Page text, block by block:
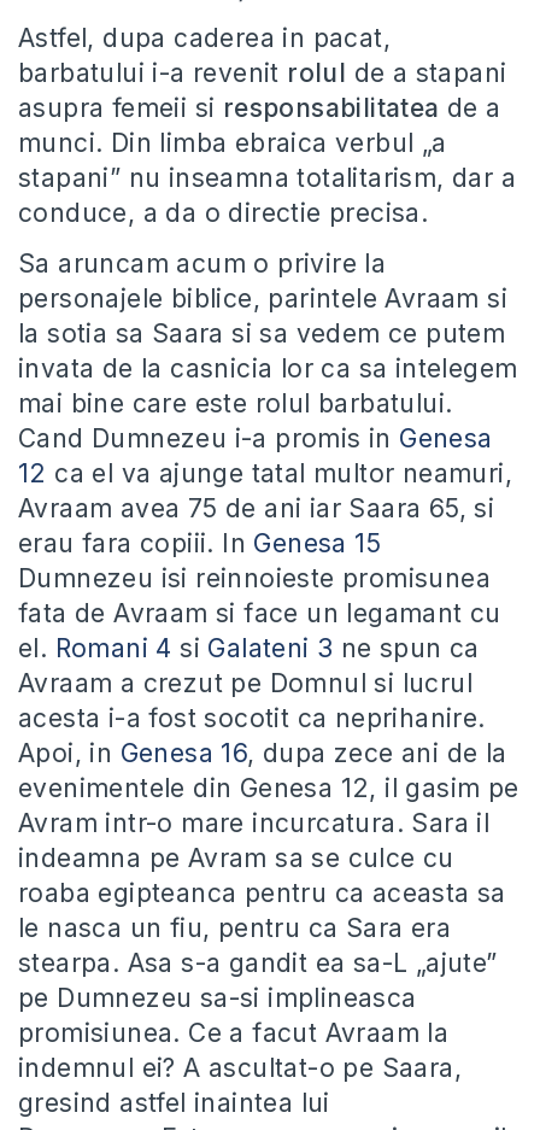
Astfel, dupa caderea in pacat,
barbatului i-a revenit rolul de a stapani
asupra femeii si responsabilitatea de a
munci. Din limba ebraica verbul „a
stapani” nu inseamna totalitarism, dar a
conduce, a da o directie precisa.
Sa aruncam acum o privire la
personajele biblice, parintele Avraam si
la sotia sa Saara si sa vedem ce putem
invata de la casnicia lor ca sa intelegem
mai bine care este rolul barbatului.
Cand Dumnezeu i-a promis in Genesa
12 ca el va ajunge tatal multor neamuri,
Avraam avea 75 de ani iar Saara 65, si
erau fara copiii. In Genesa 15
Dumnezeu isi reinnoieste promisunea
fata de Avraam si face un legamant cu
el. Romani 4 si Galateni 3 ne spun ca
Avraam a crezut pe Domnul si lucrul
acesta i-a fost socotit ca neprihanire.
Apoi, in Genesa 16, dupa zece ani de la
evenimentele din Genesa 12, il gasim pe
Avram intr-o mare incurcatura. Sara il
indeamna pe Avram sa se culce cu
roaba egipteanca pentru ca aceasta sa
le nasca un fiu, pentru ca Sara era
stearpa. Asa s-a gandit ea sa-L „ajute”
pe Dumnezeu sa-si implineasca
promisiunea. Ce a facut Avraam la
indemnul ei? A ascultat-o pe Saara,
gresind astfel inaintea lui